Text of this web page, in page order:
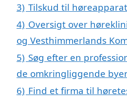
3) Tilskud til
4) Oversigt over
og Vesthimmerlands
5) Søg efter en
de omkringliggende
6) Find et firma til